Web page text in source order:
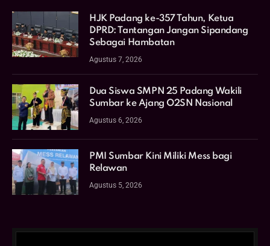
HJK Padang ke-357 Tahun, Ketua
DPRD: Tantangan Jangan Sipandang
Sebagai Hambatan
Agustus 7, 2026
Dua Siswa SMPN 25 Padang Wakili
Sumbar ke Ajang O2SN Nasional
Agustus 6, 2026
PMI Sumbar Kini Miliki Mess bagi
Relawan
Agustus 5, 2026